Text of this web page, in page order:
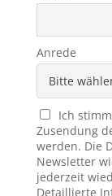
Anrede
Ich
Zusendung
werden. Die
Newsletter
jederzeit
Detaillierte